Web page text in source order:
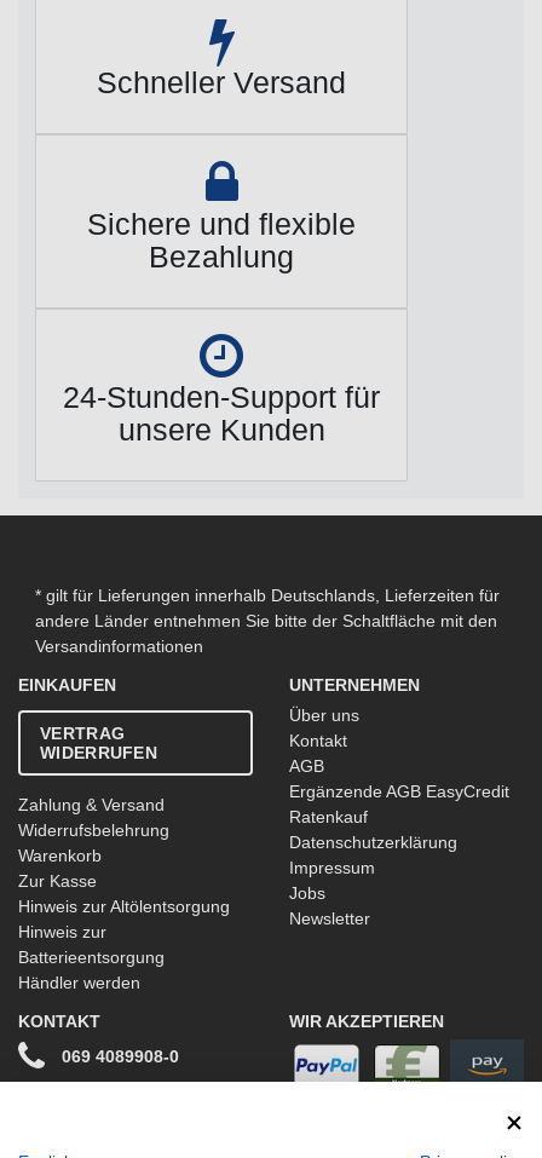
Schneller Versand
Sichere und flexible
Bezahlung
24-Stunden-Support für
unsere Kunden
* gilt für Lieferungen innerhalb Deutschlands, Lieferzeiten für
andere Länder entnehmen Sie bitte der Schaltfläche mit den
Versandinformationen
EINKAUFEN
VERTRAG
WIDERRUFEN
Zahlung & Versand
Widerrufsbelehrung
Warenkorb
Zur Kasse
Hinweis zur Altölentsorgung
Hinweis zur
Batterieentsorgung
Händler werden
UNTERNEHMEN
Über uns
Kontakt
AGB
Ergänzende AGB EasyCredit
Ratenkauf
Datenschutzerklärung
Impressum
Jobs
Newsletter
KONTAKT
069 4089908-0
WIR AKZEPTIEREN